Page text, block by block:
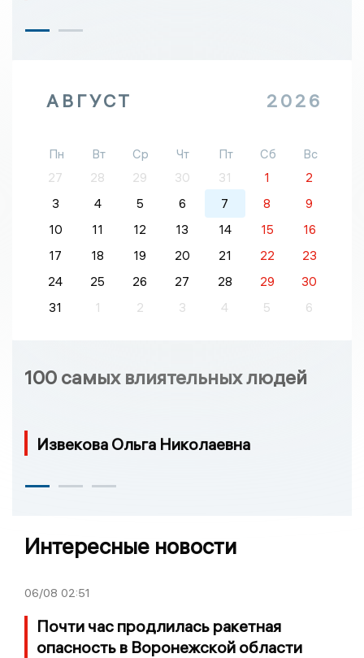
АВГУСТ 2026
Пн Вт Ср Чт Пт Сб
Вс
27
28 29 30 31 1
2
3
4 5 6 7 8
9
10
11 12 13 14 15
16
17
18 19 20 21 22
23
24
25 26 27 28 29
30
31
1 2 3 4 5 6
100 самых влиятельных людей
Извекова Ольга Николаевна
Интересные новости
06/08 02:51
Почти час продлилась ракетная
опасность в Воронежской области